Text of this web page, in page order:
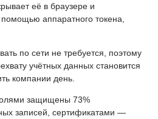
её в браузере и
аппаратного токена,
по сети не требуется, поэтому
учётных данных становится
компании день.
защищены 73%
записей, сертификатами —